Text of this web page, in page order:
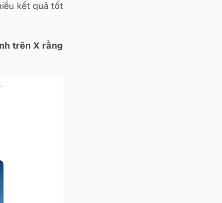
kết quả tốt
trên X rằng